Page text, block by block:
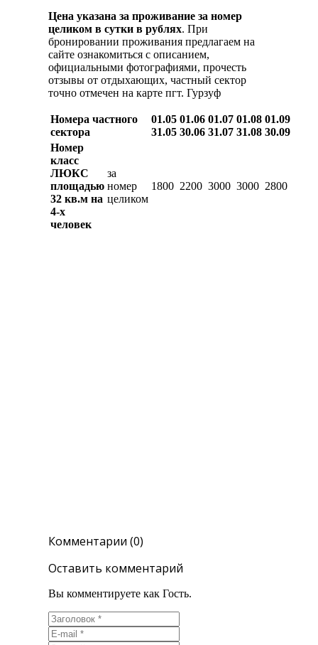
Цена указана за проживание за номер
целиком в сутки в рублях. При
бронировании проживания предлагаем на
сайте ознакомиться с описанием,
официальными фотографиями, прочесть
отзывы от отдыхающих, частный сектор
точно отмечен на карте пгт. Гурзуф
Номера частного
сектора
01.05
31.05
01.06
30.06
01.07
31.07
01.08
31.08
01.09
30.09
Номер
класс
ЛЮКС
площадью
32 кв.м на
4-х
человек
за
номер
целиком
1800 2200 3000 3000 2800
Комментарии (0)
Оставить комментарий
Вы комментируете как Гость.